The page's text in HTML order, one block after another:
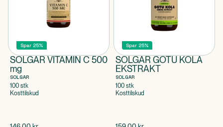
Spar 25%
SOLGAR VITAMIN C 500
mg
SOLGAR
100 stk
Kosttilskud
Spar 25%
SOLGAR GOTU KOLA
EKSTRAKT
SOLGAR
100 stk
Kosttilskud